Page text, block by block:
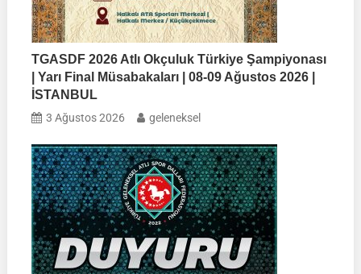
TGASDF 2026 Atlı Okçuluk Türkiye Şampiyonası
| Yarı Final Müsabakaları | 08-09 Ağustos 2026 |
İSTANBUL
3 Ağustos 2026 geleneksel